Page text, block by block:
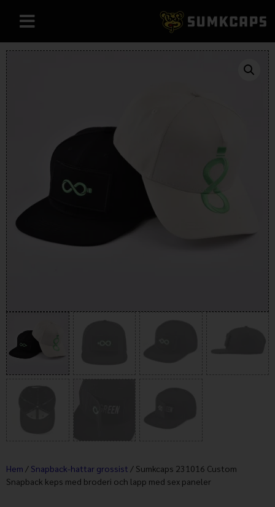
Hem / Snapback-hattar grossist / Sumkcaps 231016 Custom
Snapback keps med broderi och lapp med sex paneler